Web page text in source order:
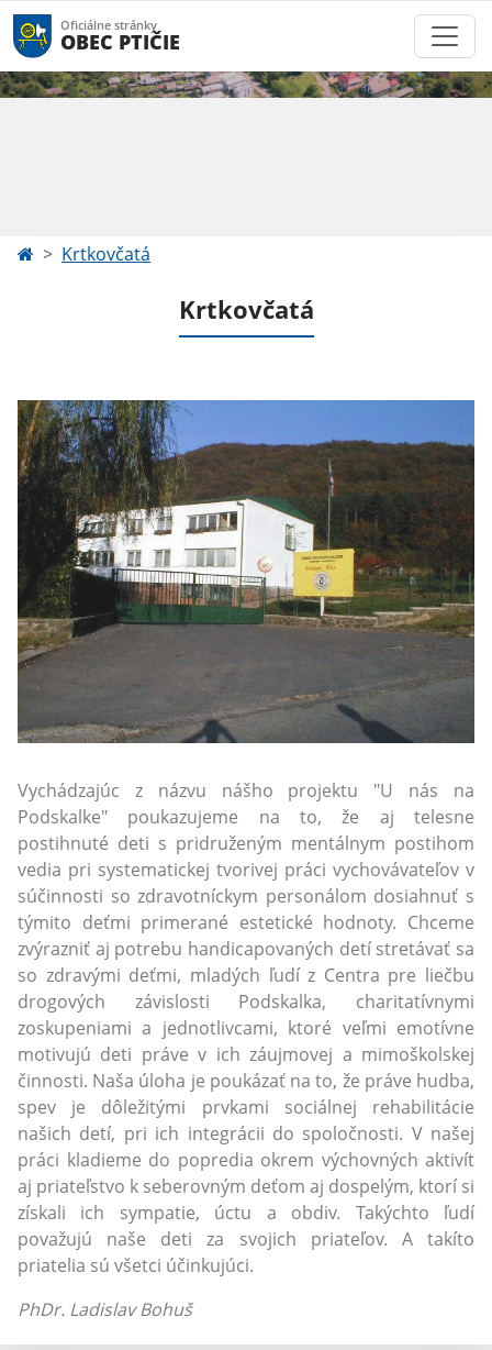
Oficiálne stránky
OBEC PTIČIE
Krtkovčatá
Krtkovčatá
Vychádzajúc z názvu nášho projektu "U nás na
Podskalke" poukazujeme na to, že aj telesne
postihnuté deti s pridruženým mentálnym postihom
vedia pri systematickej tvorivej práci vychovávateľov v
súčinnosti so zdravotníckym personálom dosiahnuť s
týmito deťmi primerané estetické hodnoty. Chceme
zvýrazniť aj potrebu handicapovaných detí stretávať sa
so zdravými deťmi, mladých ľudí z Centra pre liečbu
drogových závislosti Podskalka, charitatívnymi
zoskupeniami a jednotlivcami, ktoré veľmi emotívne
motivujú deti práve v ich záujmovej a mimoškolskej
činnosti. Naša úloha je poukázať na to, že práve hudba,
spev je dôležitými prvkami sociálnej rehabilitácie
našich detí, pri ich integrácii do spoločnosti. V našej
práci kladieme do popredia okrem výchovných aktivít
aj priateľstvo k seberovným deťom aj dospelým, ktorí si
získali ich sympatie, úctu a obdiv. Takýchto ľudí
považujú naše deti za svojich priateľov. A takíto
priatelia sú všetci účinkujúci.
PhDr. Ladislav Bohuš